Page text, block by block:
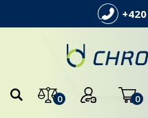
0 0